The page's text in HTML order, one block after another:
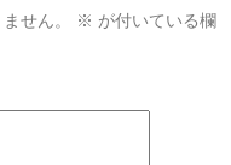
せん。 ※ が付いている欄